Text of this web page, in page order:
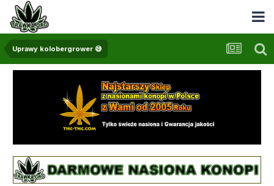
Uprawy kolobergrower 😅